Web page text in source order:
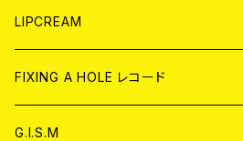
CD
ANALOG
WORLD
CD
ANALOG
JAPAN
CD
ANALOG
WORLD
CD
LIPCREAM
CD
アナログ
FIXING A HOLE レコード
G.I.S.M